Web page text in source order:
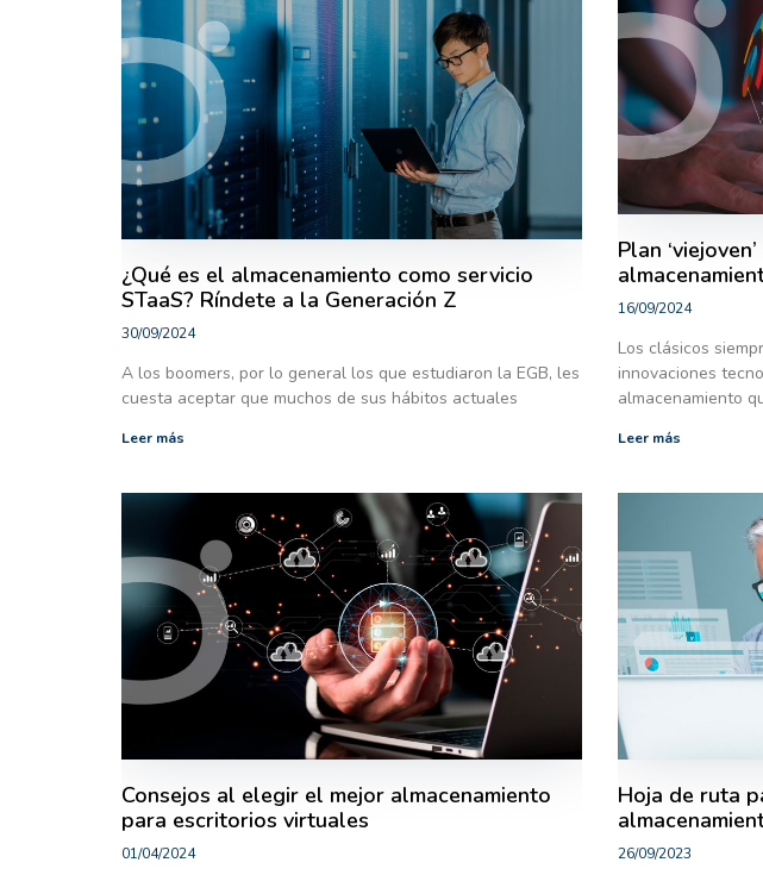
¿Qué es el almacenamiento como servicio
STaaS? Ríndete a la Generación Z
30/09/2024
A los boomers, por lo general los que estudiaron la EGB, les
cuesta aceptar que muchos de sus hábitos actuales
Leer más
Plan
16/09/2024
Los clásicos
innovaciones
almacenamiento
Leer más
Consejos al elegir el mejor almacenamiento
para escritorios virtuales
01/04/2024
Hoja de ruta
26/09/2023